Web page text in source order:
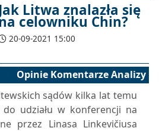
Jak Litwa znalazła się
celowniku Chin?
20-09-2021 15:00
Opinie Komentarze Analizy
sądów kilka lat temu
do udziału w konferencji na
przez Linasa Linkevičiusa